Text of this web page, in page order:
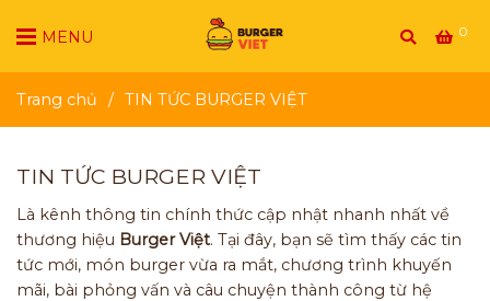
0
MENU
Trang chủ / TIN TỨC BURGER VIỆT
TIN TỨC BURGER VIỆT
Là kênh thông tin chính thức cập nhật nhanh nhất về
thương hiệu Burger Việt. Tại đây, bạn sẽ tìm thấy các tin
tức mới, món burger vừa ra mắt, chương trình khuyến
mãi, bài phỏng vấn và câu chuyện thành công từ hệ